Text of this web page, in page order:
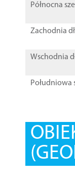
Północna
Zachodnia
Wschodnia
Południowa